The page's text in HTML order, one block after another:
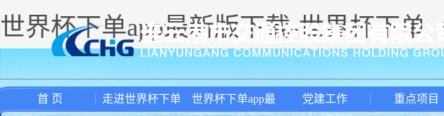
世界杯下单app最新版下载-世界杯下单
首 页 走进世界杯下单 世界杯下单app最 党建工作 重点项目